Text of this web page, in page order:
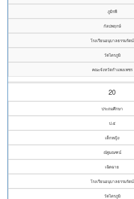
ภูมิรพี
กัลปพฤกษ์
โรงเรียนอนุบาลธรรมรัตน์
วัดไตรภูมิ
คณะจังหวัดกำแพงเพชร
20
ประถมศึกษา
ป.๕
เด็กหญิง
ณัฐมณฑน์
เฉิดฉาย
โรงเรียนอนุบาลธรรมรัตน์
วัดไตรภูมิ